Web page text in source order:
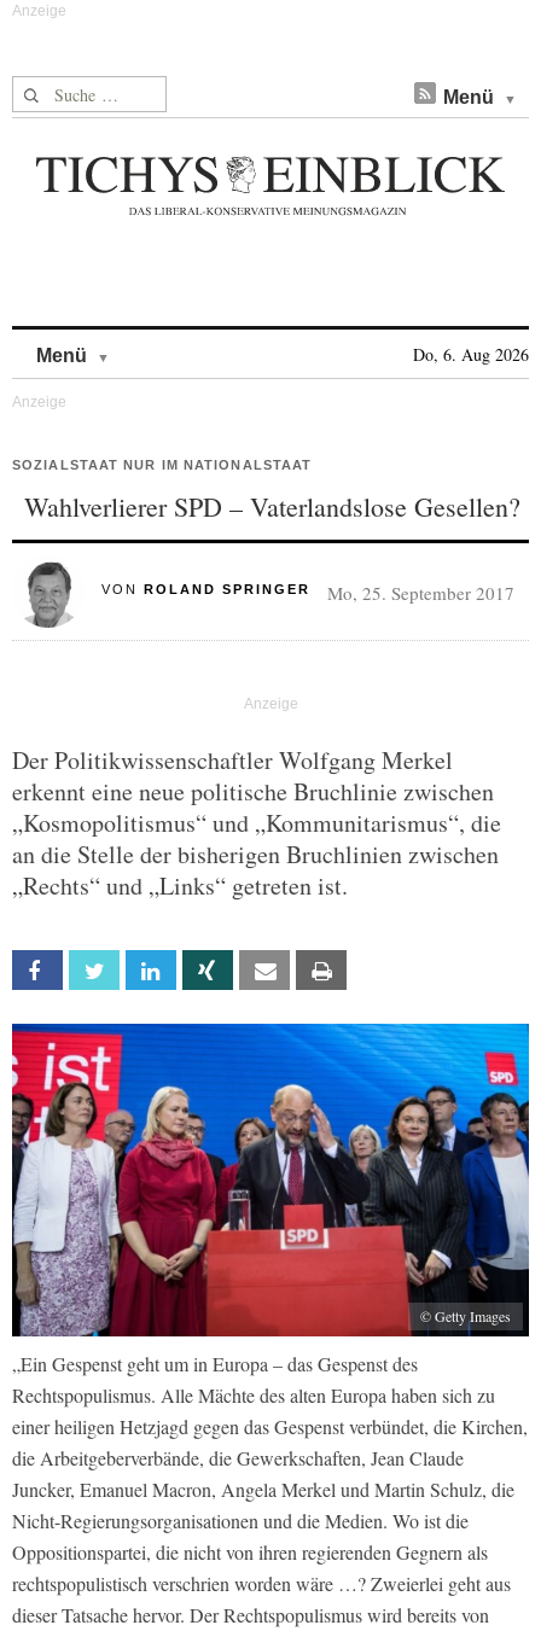
Suche nach: Menü
Menü Do, 6. Aug 2026
SOZIALSTAAT NUR IM NATIONALSTAAT
Wahlverlierer SPD – Vaterlandslose Gesellen?
VON ROLAND SPRINGER Mo, 25. September 2017
Der Politikwissenschaftler Wolfgang Merkel
erkennt eine neue politische Bruchlinie zwischen
„Kosmopolitismus“ und „Kommunitarismus“, die
an die Stelle der bisherigen Bruchlinien zwischen
„Rechts“ und „Links“ getreten ist.
Facebook Twitter Linkedin Xing Email
© Getty Images
„Ein Gespenst geht um in Europa – das Gespenst des
Rechtspopulismus. Alle Mächte des alten Europa haben sich zu
einer heiligen Hetzjagd gegen das Gespenst verbündet, die Kirchen,
die Arbeitgeberverbände, die Gewerkschaften, Jean Claude
Juncker, Emanuel Macron, Angela Merkel und Martin Schulz, die
Nicht-Regierungsorganisationen und die Medien. Wo ist die
Oppositionspartei, die nicht von ihren regierenden Gegnern als
rechtspopulistisch verschrien worden wäre …? Zweierlei geht aus
dieser Tatsache hervor. Der Rechtspopulismus wird bereits von